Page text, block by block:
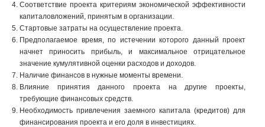
Соответствие проекта критериям экономической эффективности
капиталовложений, принятым в организации.
Стартовые затраты на осуществление проекта.
Предполагаемое время, по истечении которого данный проект
начнет приносить прибыль, и максимальное отрицательное
значение кумулятивной оценки расходов и доходов.
Наличие финансов в нужные моменты времени.
Влияние принятия данного проекта на другие проекты,
требующие финансовых средств.
Необходимость привлечения заемного капитала (кредитов) для
финансирования проекта и его доля в инвестициях.